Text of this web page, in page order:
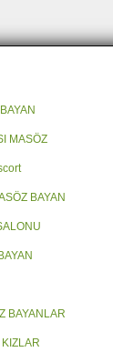
MASÖZ
BAYAN
BAYANLAR